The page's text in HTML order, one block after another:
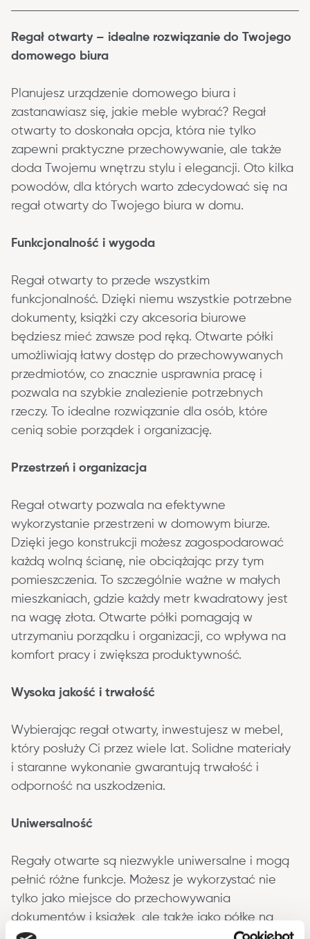
Regał otwarty – idealne rozwiązanie do Twojego
domowego biura
Planujesz urządzenie domowego biura i
zastanawiasz się, jakie meble wybrać? Regał
otwarty to doskonała opcja, która nie tylko
zapewni praktyczne przechowywanie, ale także
doda Twojemu wnętrzu stylu i elegancji. Oto kilka
powodów, dla których warto zdecydować się na
regał otwarty do Twojego biura w domu.
Funkcjonalność i wygoda
Regał otwarty to przede wszystkim
funkcjonalność. Dzięki niemu wszystkie potrzebne
dokumenty, książki czy akcesoria biurowe
będziesz mieć zawsze pod ręką. Otwarte półki
umożliwiają łatwy dostęp do przechowywanych
przedmiotów, co znacznie usprawnia pracę i
pozwala na szybkie znalezienie potrzebnych
rzeczy. To idealne rozwiązanie dla osób, które
cenią sobie porządek i organizację.
Przestrzeń i organizacja
Regał otwarty pozwala na efektywne
wykorzystanie przestrzeni w domowym biurze.
Dzięki jego konstrukcji możesz zagospodarować
każdą wolną ścianę, nie obciążając przy tym
pomieszczenia. To szczególnie ważne w małych
mieszkaniach, gdzie każdy metr kwadratowy jest
na wagę złota. Otwarte półki pomagają w
utrzymaniu porządku i organizacji, co wpływa na
komfort pracy i zwiększa produktywność.
Wysoka jakość i trwałość
Wybierając regał otwarty, inwestujesz w mebel,
który posłuży Ci przez wiele lat. Solidne materiały
i staranne wykonanie gwarantują trwałość i
odporność na uszkodzenia.
Uniwersalność
Regały otwarte są niezwykle uniwersalne i mogą
pełnić różne funkcje. Możesz je wykorzystać nie
tylko jako miejsce do przechowywania
dokumentów i książek, ale także jako półkę na
sprzęt biurowy, jak drukarka czy skaner. To mebel,